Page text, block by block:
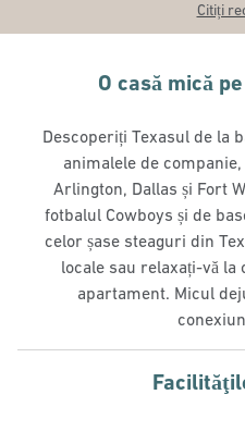
Citiți
O casă mică
Descoperiți Texasul de la
animalele de
Arlington, Dallas și Fort
fotbalul Cowboys și de
celor șase steaguri din
locale sau relaxați-vă la
apartament. Micul